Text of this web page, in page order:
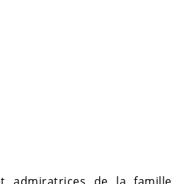
admiratrices de la famille